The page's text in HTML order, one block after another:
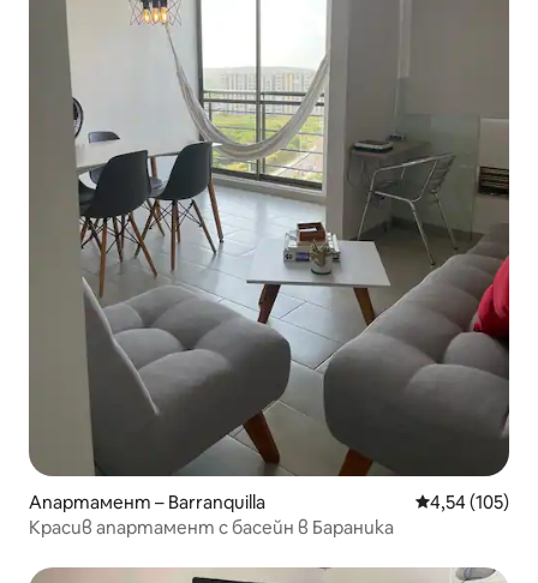
Апартамент – Barranquilla Средна
4,54 (105)
Красив апартамент с басейн в Бараника